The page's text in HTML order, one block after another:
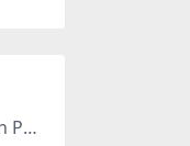
VMware Workstation Pro 16 永久激活密钥(序列号)